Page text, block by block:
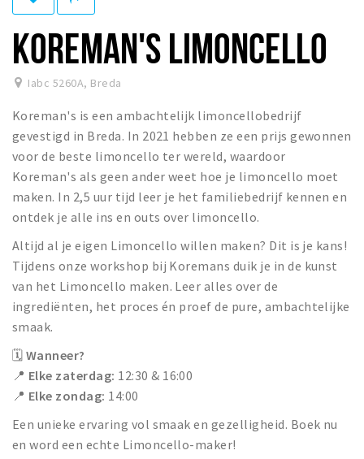
Musea, theaters & podia
Uitjes & activiteiten
Baroniepoorten
Sport
Privacy
Inloggen
KOREMAN'S LIMONCELLO
Iabc 5260A, Breda
Koreman's is een ambachtelijk limoncellobedrijf
gevestigd in Breda. In 2021 hebben ze een prijs gewonnen
voor de beste limoncello ter wereld, waardoor
Koreman's als geen ander weet hoe je limoncello moet
maken. In 2,5 uur tijd leer je het familiebedrijf kennen en
ontdek je alle ins en outs over limoncello.
Altijd al je eigen Limoncello willen maken? Dit is je kans!
Tijdens onze workshop bij Koremans duik je in de kunst
van het Limoncello maken. Leer alles over de
ingrediënten, het proces én proef de pure, ambachtelijke
smaak.
🗓 Wanneer?
📍 Elke zaterdag: 12:30 & 16:00
📍 Elke zondag: 14:00
Een unieke ervaring vol smaak en gezelligheid. Boek nu
en word een echte Limoncello-maker!